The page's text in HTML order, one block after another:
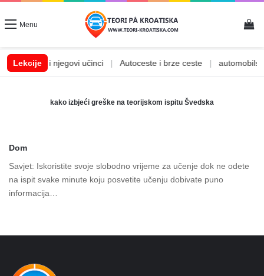
Menu
Lekcije
Alkohol i njegovi učinci Autoceste i brze ceste
kako izbjeći greške na teorijskom ispitu Švedska
Dom
Savjet: Iskoristite svoje slobodno vrijeme za učenje dok ne odete
na ispit svake minute koju posvetite učenju dobivate puno
informacija…